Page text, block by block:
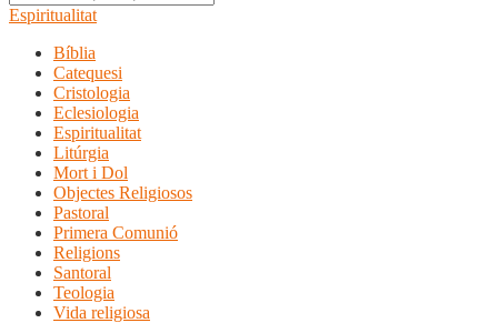
Espiritualitat
Bíblia
Catequesi
Cristologia
Eclesiologia
Espiritualitat
Litúrgia
Mort i Dol
Objectes Religiosos
Pastoral
Primera Comunió
Religions
Santoral
Teologia
Vida religiosa